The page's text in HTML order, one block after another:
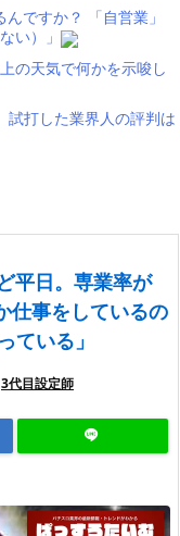
ですか？ 「自営業」
い）」
の天気で何かを示唆し
試打した業界人の評判は
平日。専業率が
仕事をしているの
ている」
3代目設定師